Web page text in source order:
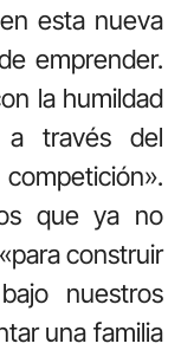
esta nueva
emprender.
la humildad
a través del
que ya no
construir
nuestros
una familia